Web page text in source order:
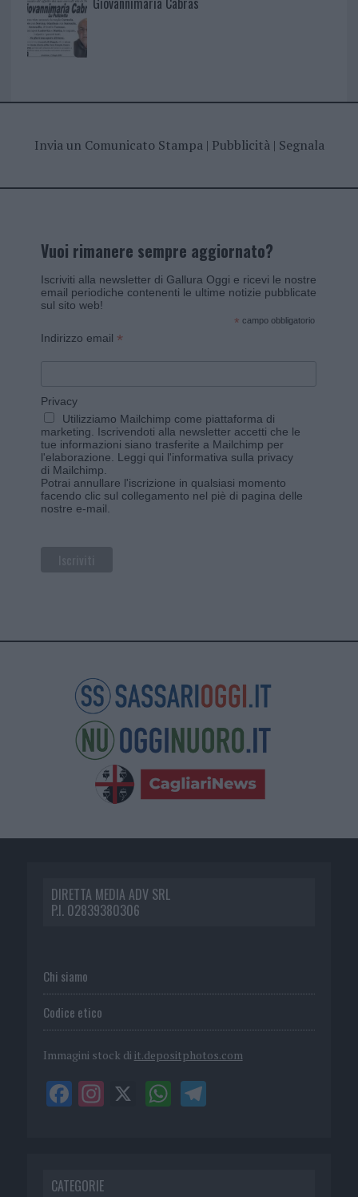
Invia un Comunicato Stampa| Pubblicità| Segnala
Vuoi rimanere sempre aggiornato?
Iscriviti alla newsletter di Gallura Oggi e ricevi le nostre
email periodiche contenenti le ultime notizie pubblicate
sul sito web!
* campo obbligatorio
Indirizzo email *
Privacy
Utilizziamo Mailchimp come piattaforma di
marketing. Iscrivendoti alla newsletter accetti che le
tue informazioni siano trasferite a Mailchimp per
l'elaborazione. Leggi qui l'informativa sulla privacy
di Mailchimp.
Potrai annullare l'iscrizione in qualsiasi momento
facendo clic sul collegamento nel piè di pagina delle
nostre e-mail.
DIRETTA MEDIA ADV SRL
P.I. 02839380306
Chi siamo
Codice etico
Immagini stock di it.depositphotos.com
CATEGORIE